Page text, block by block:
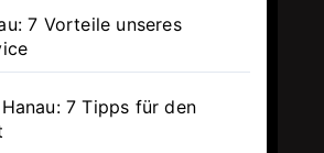
7 Vorteile unseres
7 Tipps für den